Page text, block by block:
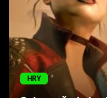
Seriály
Hry
Cool Esport
HRY